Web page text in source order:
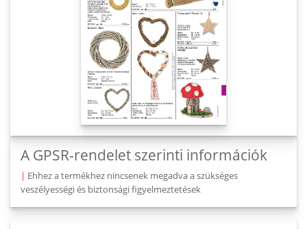
A GPSR-rendelet szerinti információk
| Ehhez a termékhez nincsenek megadva a szükséges
veszélyességi és biztonsági figyelmeztetések